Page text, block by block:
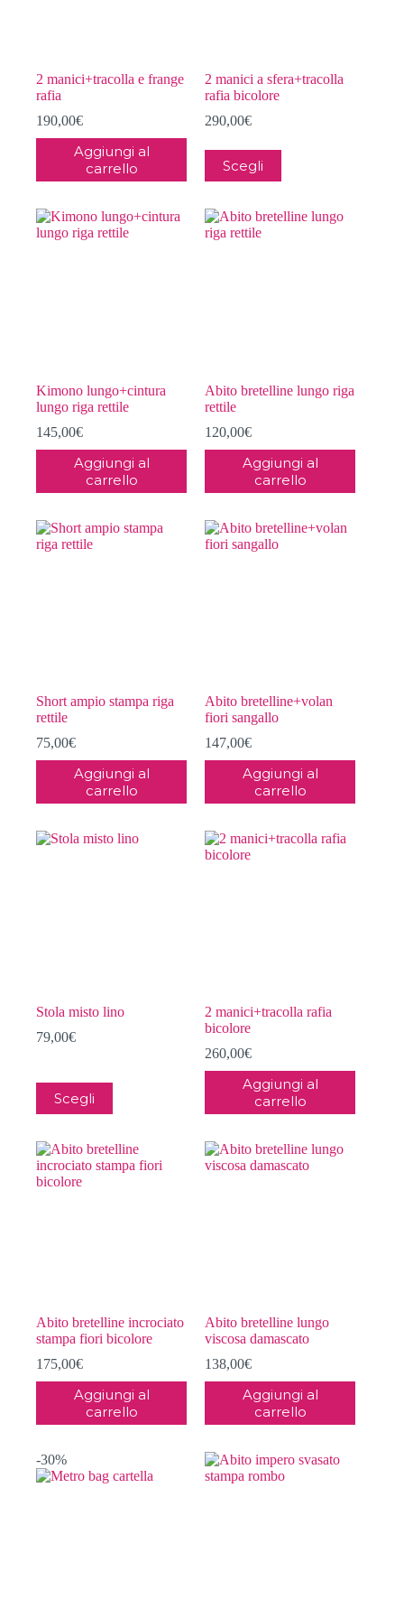
In offerta(12)
2 manici+tracolla e frange
rafia
190,00€
Aggiungi al
carrello
2 manici a sfera+tracolla
rafia bicolore
290,00€
Scegli
Questo
prodotto
più
varianti.
Le
Kimono lungo+cintura
lungo riga rettile
145,00€
Aggiungi al
carrello
Abito bretelline lungo riga
rettile
120,00€
Aggiungi al
carrello
Short ampio stampa riga
rettile
75,00€
Aggiungi al
carrello
Abito bretelline+volan
fiori sangallo
147,00€
Aggiungi al
carrello
Stola misto lino
79,00€
Scegli
prodotto
più
varianti.
Le
opzioni
2 manici+tracolla rafia
bicolore
260,00€
Aggiungi al
carrello
Abito bretelline incrociato
stampa fiori bicolore
175,00€
Aggiungi al
carrello
Abito bretelline lungo
viscosa damascato
138,00€
Aggiungi al
carrello
-30%